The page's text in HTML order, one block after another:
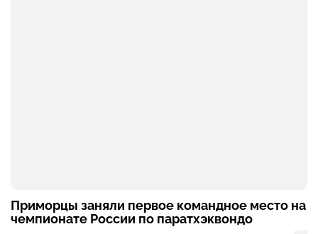
Приморцы заняли первое командное место на
чемпионате России по паратхэквондо